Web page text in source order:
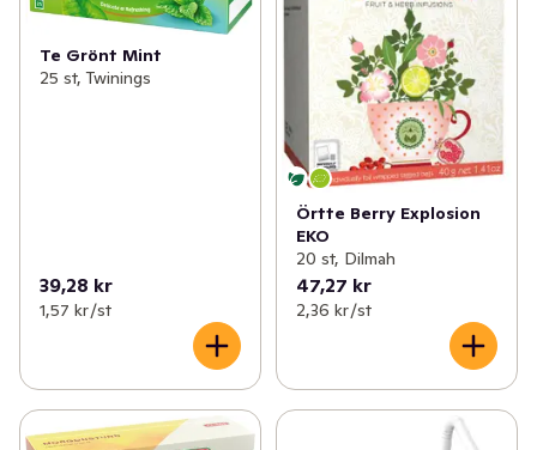
Te Grönt Mint
25 st, Twinings
39,28 kr
1,57 kr /st
Örtte Berry Explosion
EKO
20 st, Dilmah
47,27 kr
2,36 kr /st